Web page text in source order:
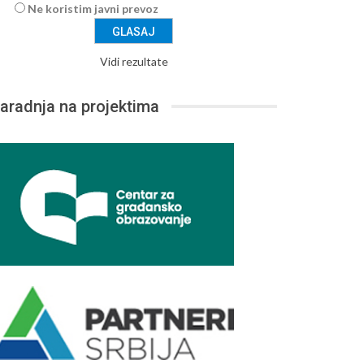
Ne koristim javni prevoz
Vidi rezultate
na projektima